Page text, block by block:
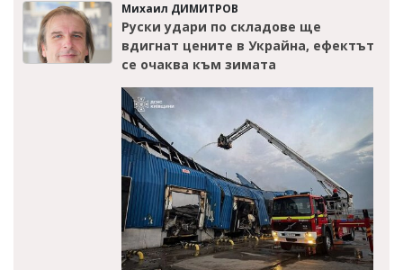
Михаил ДИМИТРОВ
Руски удари по складове ще
вдигнат цените в Украйна, ефектът
се очаква към зимата